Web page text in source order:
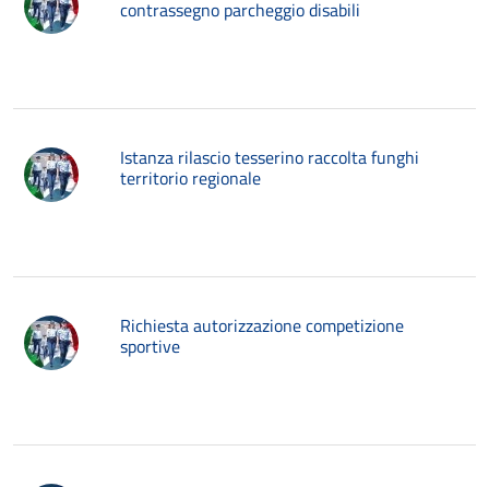
contrassegno parcheggio disabili
Istanza rilascio tesserino raccolta funghi
territorio regionale
Richiesta autorizzazione competizione
sportive